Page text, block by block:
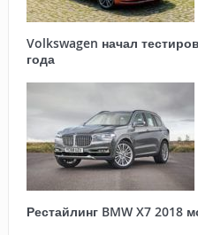
Volkswagen начал
года
Рестайлинг BMW X7 2018